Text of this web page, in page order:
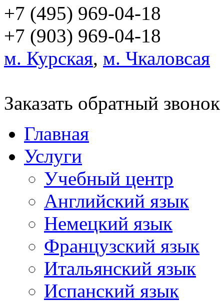
+7 (495) 969-04-18
+7 (903) 969-04-18
м. Курская, м. Чкаловсая
Заказать обратный звонок
Главная
Услуги
Учебный центр
Английский язык
Немецкий язык
Французский язык
Итальянский язык
Испанский язык